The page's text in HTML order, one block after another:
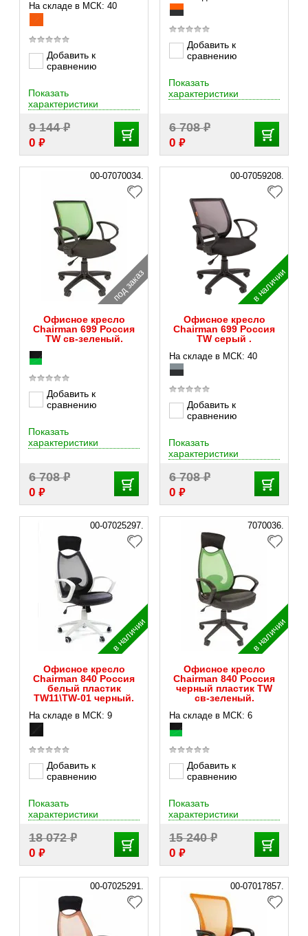
На складе в МСК: 40
Добавить к
сравнению
9 144₽
0 ₽
Показать
характеристики
Добавить к
сравнению
6 708₽
0 ₽
Показать
характеристики
00-07070034.
под заказ
Офисное кресло
Chairman 699 Россия
TW св-зеленый.
Добавить к
сравнению
6 708₽
0 ₽
Показать
характеристики
00-07059208.
в наличии
Офисное кресло
Chairman 699 Россия
TW серый .
На складе в МСК: 40
Добавить к
сравнению
6 708₽
0 ₽
Показать
характеристики
00-07025297.
в наличии
Офисное кресло
Chairman 840 Россия
белый пластик
TW11\TW-01 черный.
На складе в МСК: 9
Добавить к
сравнению
18 072₽
0 ₽
Показать
характеристики
7070036.
в наличии
Офисное кресло
Chairman 840 Россия
черный пластик TW
св-зеленый.
На складе в МСК: 6
Добавить к
сравнению
15 240₽
0 ₽
Показать
характеристики
00-07025291. 00-07017857.